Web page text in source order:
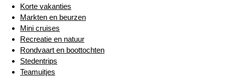
Korte vakanties
Markten en beurzen
Mini cruises
Recreatie en natuur
Rondvaart en boottochten
Stedentrips
Teamuitjes